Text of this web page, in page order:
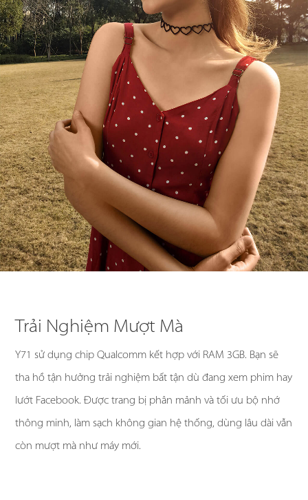
Trải Nghiệm Mượt Mà
Y71 sử dụng chip Qualcomm kết hợp với RAM 3GB. Bạn sẽ
tha hồ tận hưởng trải nghiệm bất tận dù đang xem phim hay
lướt Facebook. Được trang bị phân mảnh và tối ưu bộ nhớ
thông minh, làm sạch không gian hệ thống, dùng lâu dài vẫn
còn mượt mà như máy mới.